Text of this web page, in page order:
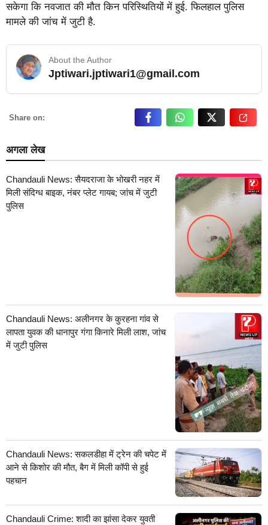
सकेगा कि नवजात की मौत किन परिस्थितियों में हुई. फिलहाल पुलिस
मामले की जांच में जुटी है.
About the Author
Jptiwari.jptiwari1@gmail.com… Read More
Share on:
अगला लेख
Chandauli News: सैयदराजा के भोखरी नहर में
मिली संदिग्ध बाइक, नंबर प्लेट गायब; जांच में जुटी
पुलिस
Chandauli News: अलीनगर के कुरहना गांव से
लापता युवक की धानापुर गंगा किनारे मिली लाश, जांच
में जुटी पुलिस
Chandauli News: सकलडीहा में ट्रेन की चपेट में
आने से किशोर की मौत, बैग में मिली कॉपी से हुई
पहचान
Chandauli Crime: शादी का झांसा देकर युवती